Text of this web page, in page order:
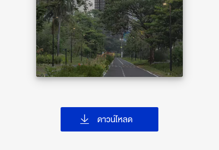
ดาวน์โหลด